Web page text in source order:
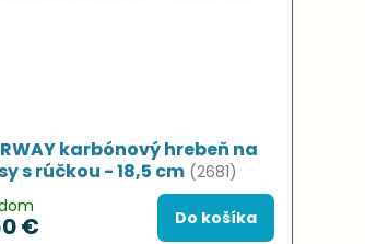
karbónový hrebeň na
s rúčkou - 18,5 cm (2681)
€ Do košíka